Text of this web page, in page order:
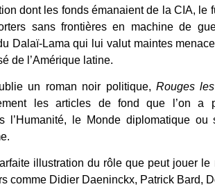
dont les fonds émanaient de la CIA, le
sans frontières en machine de
Dalaï-Lama qui lui valut maintes
de l’Amérique latine.
un roman noir politique, Rouges
les articles de fond que l’on a
l’Humanité, le Monde diplomatique
illustration du rôle que peut jouer le
comme Didier Daeninckx, Patrick Bard,